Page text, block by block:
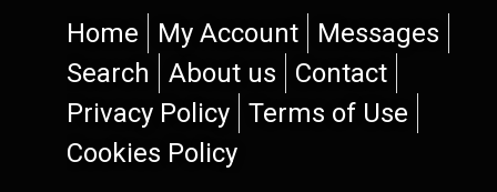
Home My Account
Messages
Search
About us
Contact
Privacy Policy
Terms of Use
Cookies Policy